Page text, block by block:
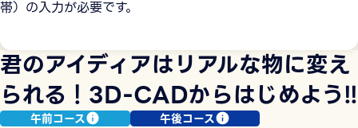
帯）の入力が必要です。
君のアイディアはリアルな物に変え
られる！3D-CADからはじめよう!!
午前コース 午後コース